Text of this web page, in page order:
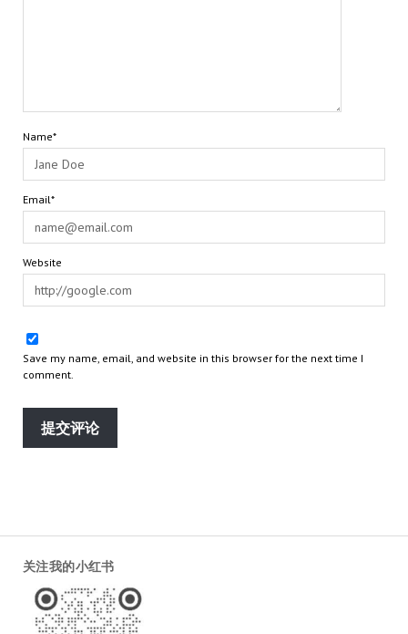
Name*
Email*
Website
Save my name, email, and website in this browser for the next time I
comment.
关注我的小红书